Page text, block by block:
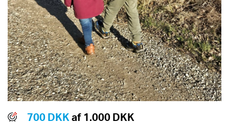
700 DKKaf 1.000 DKK